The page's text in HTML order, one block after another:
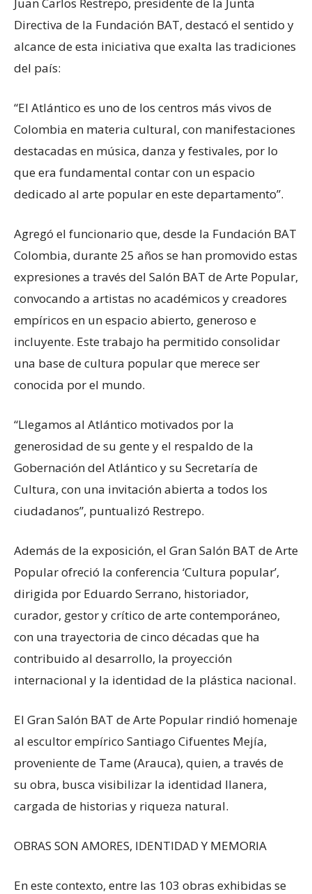
Directiva de la Fundación BAT, destacó el sentido y
alcance de esta iniciativa que exalta las tradiciones
del país:
“El Atlántico es uno de los centros más vivos de
Colombia en materia cultural, con manifestaciones
destacadas en música, danza y festivales, por lo
que era fundamental contar con un espacio
dedicado al arte popular en este departamento”.
Agregó el funcionario que, desde la Fundación BAT
Colombia, durante 25 años se han promovido estas
expresiones a través del Salón BAT de Arte Popular,
convocando a artistas no académicos y creadores
empíricos en un espacio abierto, generoso e
incluyente. Este trabajo ha permitido consolidar
una base de cultura popular que merece ser
conocida por el mundo.
“Llegamos al Atlántico motivados por la
generosidad de su gente y el respaldo de la
Gobernación del Atlántico y su Secretaría de
Cultura, con una invitación abierta a todos los
ciudadanos”, puntualizó Restrepo.
Además de la exposición, el Gran Salón BAT de Arte
Popular ofreció la conferencia ‘Cultura popular’,
dirigida por Eduardo Serrano, historiador,
curador, gestor y crítico de arte contemporáneo,
con una trayectoria de cinco décadas que ha
contribuido al desarrollo, la proyección
internacional y la identidad de la plástica nacional.
El Gran Salón BAT de Arte Popular rindió homenaje
al escultor empírico Santiago Cifuentes Mejía,
proveniente de Tame (Arauca), quien, a través de
su obra, busca visibilizar la identidad llanera,
cargada de historias y riqueza natural.
OBRAS SON AMORES, IDENTIDAD Y MEMORIA
En este contexto, entre las 103 obras exhibidas se